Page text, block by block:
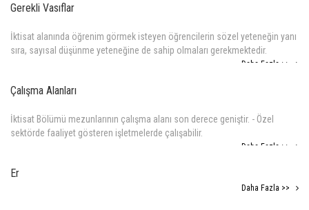
Gerekli Vasıflar
İktisat alanında öğrenim görmek isteyen öğrencilerin sözel yeteneğin yanı
sıra, sayısal düşünme yeteneğine de sahip olmaları gerekmektedir.
Daha Fazla >>
Çalışma Alanları
İktisat Bölümü mezunlarının çalışma alanı son derece geniştir. - Özel
sektörde faaliyet gösteren işletmelerde çalışabilir.
Daha Fazla >>
Er
Daha Fazla >>